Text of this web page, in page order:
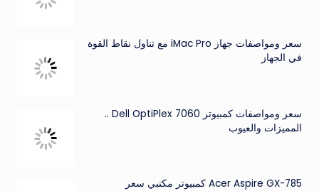
سعر ومواصفات جهاز iMac Pro مع تناول نقاط القوة
في الجهاز
سعر ومواصفات كمبيوتر Dell OptiPlex 7060 ..
المميزات والعيوب
Acer Aspire GX-785 كمبيوتر مكتبي سعر